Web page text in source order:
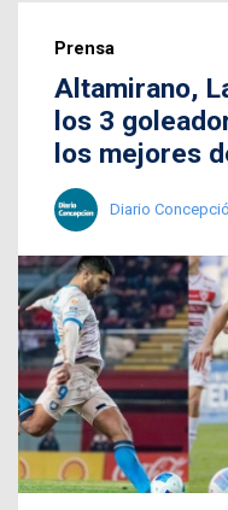
Prensa
Altamirano,
los 3
los mejores
Diario